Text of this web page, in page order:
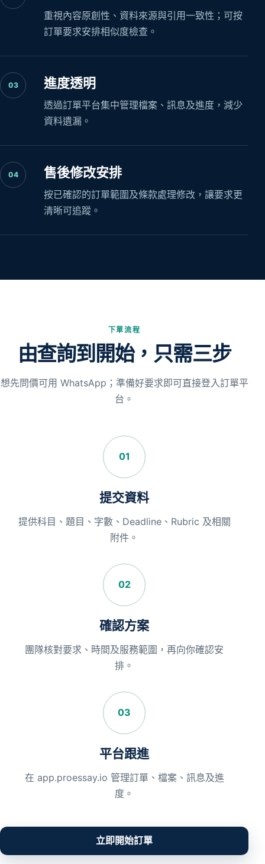
重視內容原創性、資料來源與引用一致性；可按
訂單要求安排相似度檢查。
03 進度透明
透過訂單平台集中管理檔案、訊息及進度，減少
資料遺漏。
04 售後修改安排
按已確認的訂單範圍及條款處理修改，讓要求更
清晰可追蹤。
下單流程
由查詢到開始，只需三步
想先問價可用 WhatsApp；準備好要求即可直接登入訂單平
台。
01
提交資料
提供科目、題目、字數、Deadline、Rubric 及相關
附件。
02
確認方案
團隊核對要求、時間及服務範圍，再向你確認安
排。
03
平台跟進
在 app.proessay.io 管理訂單、檔案、訊息及進
度。
立即開始訂單